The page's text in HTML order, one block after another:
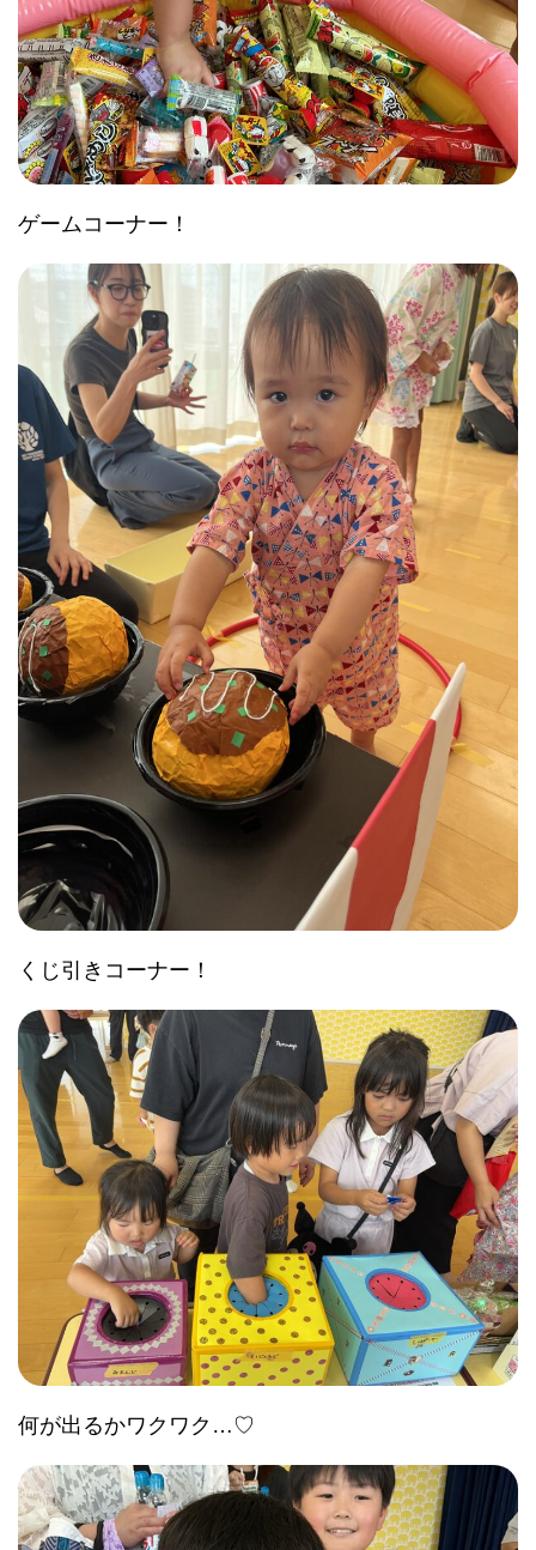
ゲームコーナー！
くじ引きコーナー！
何が出るかワクワク…♡